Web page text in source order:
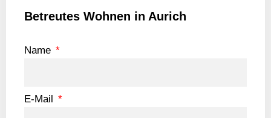
Betreutes Wohnen in Aurich
Name
E-Mail